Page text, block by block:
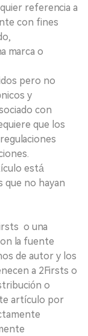
referencia a
con fines
marca o
pero no
y
con
que los
está
no hayan
o una
la fuente
de autor y los
a 2Firsts o
o
artículo por